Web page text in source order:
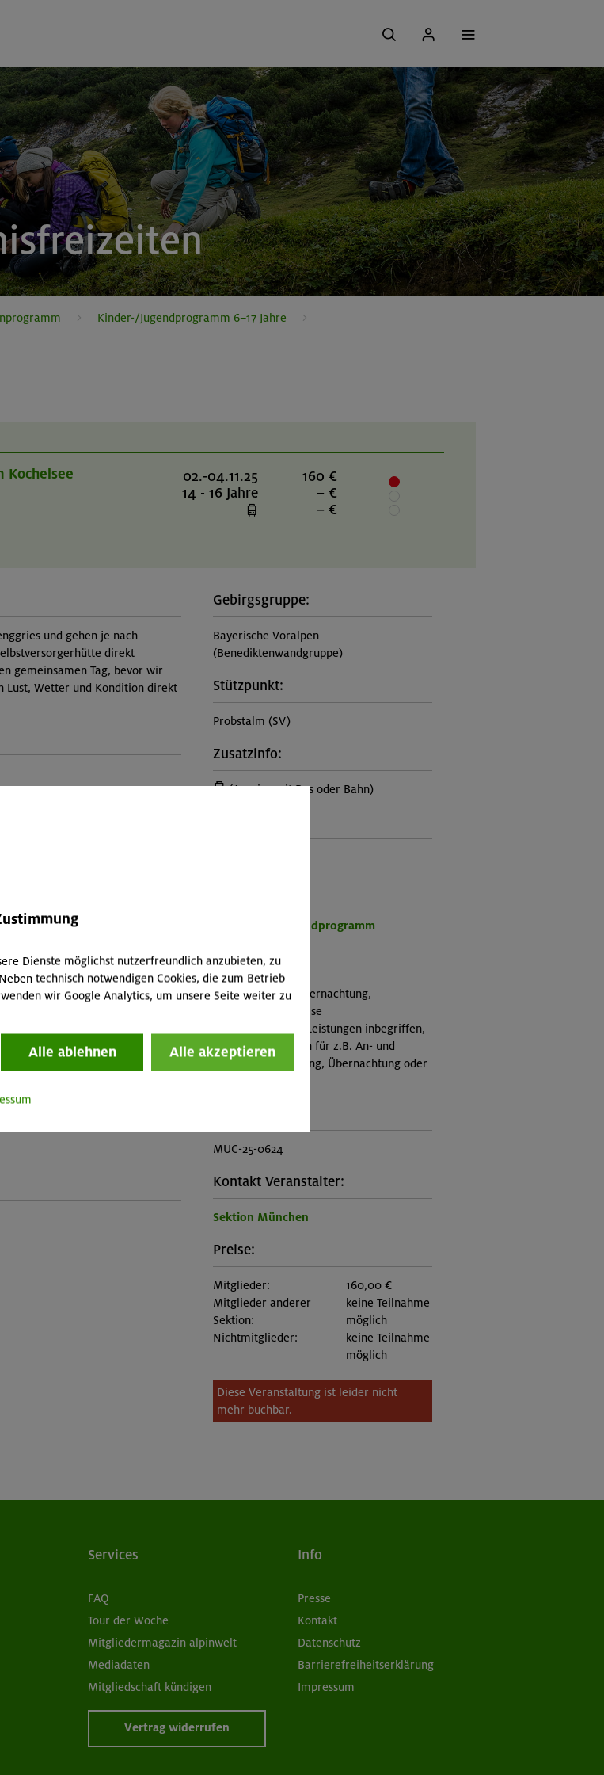
Kinder-/Jugendprogramm 6–17 Jahre
Kochelsee
02.-04.11.25
14 - 16 Jahre
160 €
– €
– €
und gehen je nach
direkt
gemeinsamen Tag, bevor wir
Lust, Wetter und Kondition direkt
und Lust, was Neues
Gebirgsgruppe:
Bayerische Voralpen
(Benediktenwandgruppe)
Stützpunkt:
Probstalm (SV)
Zusatzinfo:
(Anreise mit Bus oder Bahn)
Kinder- und Jugendprogramm
Leistung:
Kursbetreuung, Übernachtung,
Halbpension, Anreise
(Falls nicht in den Leistungen inbegriffen,
fallen Zusatzkosten für z.B. An- und
Abreise, Verpflegung, Übernachtung oder
MUC-25-0624
Kontakt Veranstalter:
Sektion München
Preise:
Mitglieder:
160,00 €
Mitglieder anderer
Sektion:
keine Teilnahme
möglich
Nichtmitglieder:
keine Teilnahme
möglich
Diese Veranstaltung ist leider nicht
mehr buchbar.
Services
FAQ
Tour der Woche
Mitgliedermagazin alpinwelt
Mediadaten
Mitgliedschaft kündigen
Vertrag widerrufen
Info
Presse
Kontakt
Datenschutz
Barrierefreiheitserklärung
Impressum
Dienste möglichst nutzerfreundlich anzubieten, zu
technisch notwendigen Cookies, die zum Betrieb
wir Google Analytics, um unsere Seite weiter zu
Alle ablehnen Alle akzeptieren